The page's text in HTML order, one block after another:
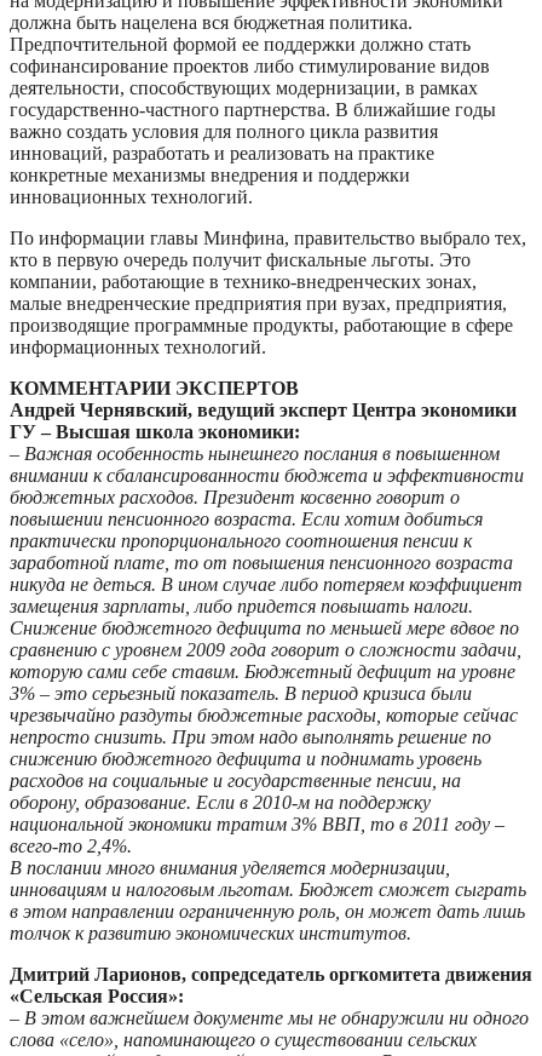
должна быть нацелена вся бюджетная политика.
Предпочтительной формой ее поддержки должно стать
софинансирование проектов либо стимулирование видов
деятельности, способствующих модернизации, в рамках
государственно-частного партнерства. В ближайшие годы
важно создать условия для полного цикла развития
инноваций, разработать и реализовать на практике
конкретные механизмы внедрения и поддержки
инновационных технологий.
По информации главы Минфина, правительство выбрало тех,
кто в первую очередь получит фискальные льготы. Это
компании, работающие в технико-внедренческих зонах,
малые внедренческие предприятия при вузах, предприятия,
производящие программные продукты, работающие в сфере
информационных технологий.
КОММЕНТАРИИ ЭКСПЕРТОВ
Андрей Чернявский, ведущий эксперт Центра экономики
ГУ – Высшая школа экономики:
– Важная особенность нынешнего послания в повышенном
внимании к сбалансированности бюджета и эффективности
бюджетных расходов. Президент косвенно говорит о
повышении пенсионного возраста. Если хотим добиться
практически пропорционального соотношения пенсии к
заработной плате, то от повышения пенсионного возраста
никуда не деться. В ином случае либо потеряем коэффициент
замещения зарплаты, либо придется повышать налоги.
Снижение бюджетного дефицита по меньшей мере вдвое по
сравнению с уровнем 2009 года говорит о сложности задачи,
которую сами себе ставим. Бюджетный дефицит на уровне
3% – это серьезный показатель. В период кризиса были
чрезвычайно раздуты бюджетные расходы, которые сейчас
непросто снизить. При этом надо выполнять решение по
снижению бюджетного дефицита и поднимать уровень
расходов на социальные и государственные пенсии, на
оборону, образование. Если в 2010-м на поддержку
национальной экономики тратим 3% ВВП, то в 2011 году –
всего-то 2,4%.
В послании много внимания уделяется модернизации,
инновациям и налоговым льготам. Бюджет сможет сыграть
в этом направлении ограниченную роль, он может дать лишь
толчок к развитию экономических институтов.
Дмитрий Ларионов, сопредседатель оргкомитета движения
«Сельская Россия»:
– В этом важнейшем документе мы не обнаружили ни одного
слова «село», напоминающего о существовании сельских